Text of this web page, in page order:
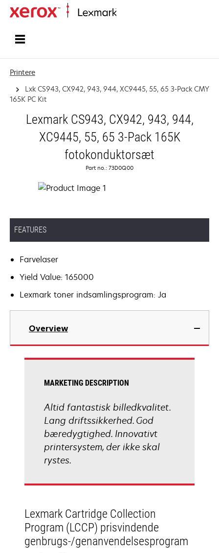
Printere
Lxk CS943, CX942, 943, 944, XC9445, 55, 65 3-Pack CMY
165K PC Kit
Lexmark CS943, CX942, 943, 944,
XC9445, 55, 65 3-Pack 165K
fotokonduktorsæt
Part no.: 73D0Q00
FEATURES
Farvelaser
Yield Value: 165000
Lexmark toner indsamlingsprogram: Ja
Overview
MARKETING DESCRIPTION
Altid fantastisk billedkvalitet.
Lang driftssikkerhed. God
bæredygtighed. Innovativt
printersystem, der ikke skal
rystes.
Lexmark Cartridge Collection
Program (LCCP) prisvindende
genbrugs-/genanvendelsesprogram